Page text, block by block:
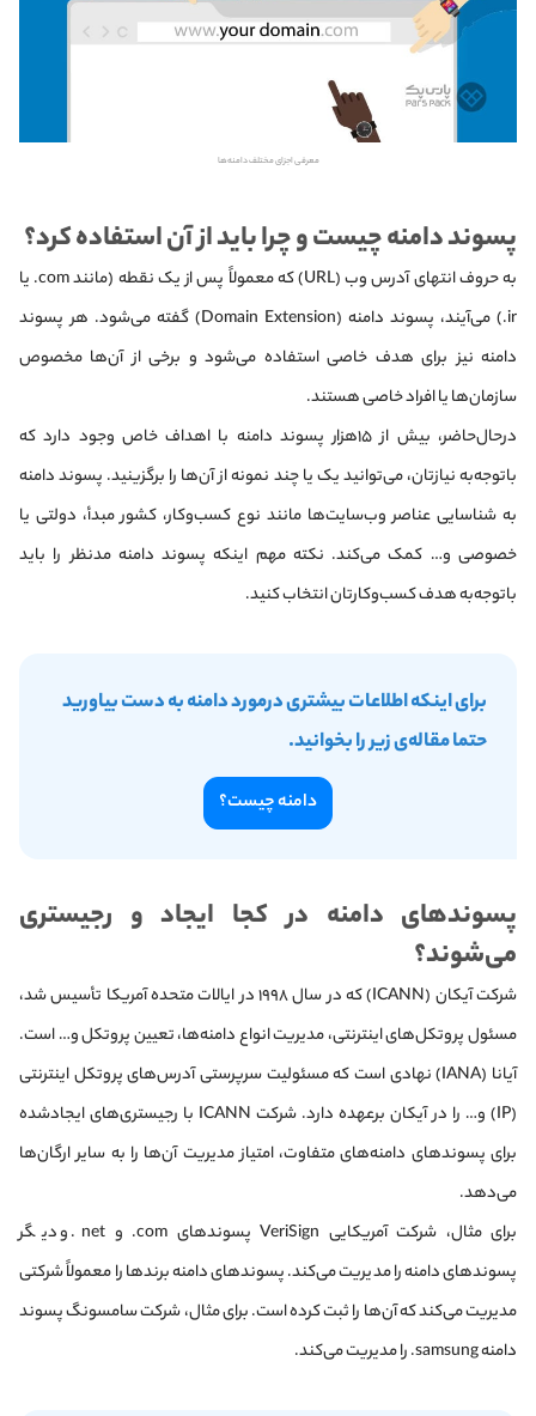
معرفی اجزای مختلف دامنه‌ها
پسوند دامنه چیست و چرا باید از آن استفاده کرد؟
به حروف انتهای آدرس وب (URL) که معمولاً پس از یک نقطه (مانند com. یا
ir.) می‌آیند، پسوند دامنه (Domain Extension) گفته می‌شود. هر پسوند
دامنه نیز برای هدف خاصی استفاده می‌شود و برخی از آن‌ها مخصوص
سازمان‌ها یا افراد خاصی هستند.
درحال‌حاضر، بیش از ۱۵هزار پسوند دامنه با اهداف خاص وجود دارد که
با‌‌توجه‌به نیازتان، می‌توانید یک یا چند نمونه از آن‌ها را برگزینید. پسوند دامنه
به شناسایی عناصر وب‌سایت‌ها مانند نوع کسب‌وکار، کشور مبدأ، دولتی یا
خصوصی و… کمک می‌کند. نکته مهم اینکه پسوند دامنه مدنظر را باید
با‌توجه‌به هدف کسب‌وکارتان انتخاب کنید.
برای اینکه اطلاعات بیشتری درمورد دامنه به دست بیاورید
حتما مقاله‌ی زیر را بخوانید.
دامنه چیست؟
پسوندهای دامنه در کجا ایجاد و رجیستری
می‌شوند؟
شرکت آیکان (ICANN) که در سال ۱۹۹۸ در ایالات متحده آمریکا تأسیس شد،
مسئول پروتکل‌‌های اینترنتی، مدیریت انواع دامنه‌ها، تعیین پروتکل و… است.
آیانا (IANA) نهادی است که مسئولیت سرپرستی آدرس‌های پروتکل اینترنتی
(IP) و… را در آیکان برعهده دارد. شرکت ICANN با رجیستری‌های ایجاد‌شده
برای پسوندهای دامنه‌های متفاوت، امتیاز مدیریت آن‌ها را به سایر ارگان‌ها
می‌دهد.
برای مثال، شرکت آمریکایی VeriSign پسوندهای com. و net. و دیگر
پسوندهای دامنه را مدیریت می‌کند. پسوندهای دامنه برندها را معمولاً شرکتی
مدیریت می‌کند که آن‌ها را ثبت کرده است. برای مثال، شرکت سامسونگ پسوند
دامنه samsung. را مدیریت می‌کند.